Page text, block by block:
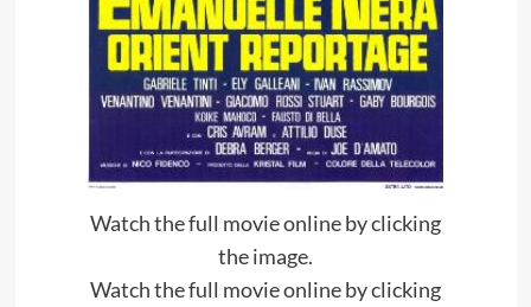
Watch the full movie online by clicking
the image.
Watch the full movie online by clicking